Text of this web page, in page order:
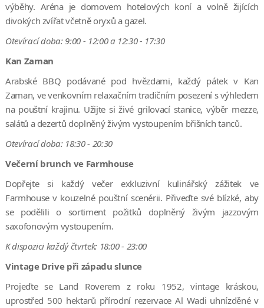
výběhy. Aréna je domovem hotelových koní a volně žijících
divokých zvířat včetně oryxů a gazel.
Otevírací doba: 9:00 - 12:00 a 12:30 - 17:30
Kan Zaman
Arabské BBQ podávané pod hvězdami, každý pátek v Kan
Zaman, ve venkovním relaxačním tradičním posezení s výhledem
na pouštní krajinu. Užijte si živé grilovací stanice, výběr mezze,
salátů a dezertů doplněný živým vystoupením břišních tanců.
Otevírací doba: 18:30 - 20:30
Večerní brunch ve Farmhouse
Dopřejte si každý večer exkluzivní kulinářský zážitek ve
Farmhouse v kouzelné pouštní scenérii. Přiveďte své blízké, aby
se podělili o sortiment požitků doplněný živým jazzovým
saxofonovým vystoupením.
K dispozici každý čtvrtek: 18:00 - 23:00
Vintage Drive při západu slunce
Projeďte se Land Roverem z roku 1952, vintage kráskou,
uprostřed 500 hektarů přírodní rezervace Al Wadi uhnízděné v